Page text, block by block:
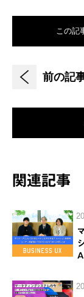
この記
前の記
関連記事